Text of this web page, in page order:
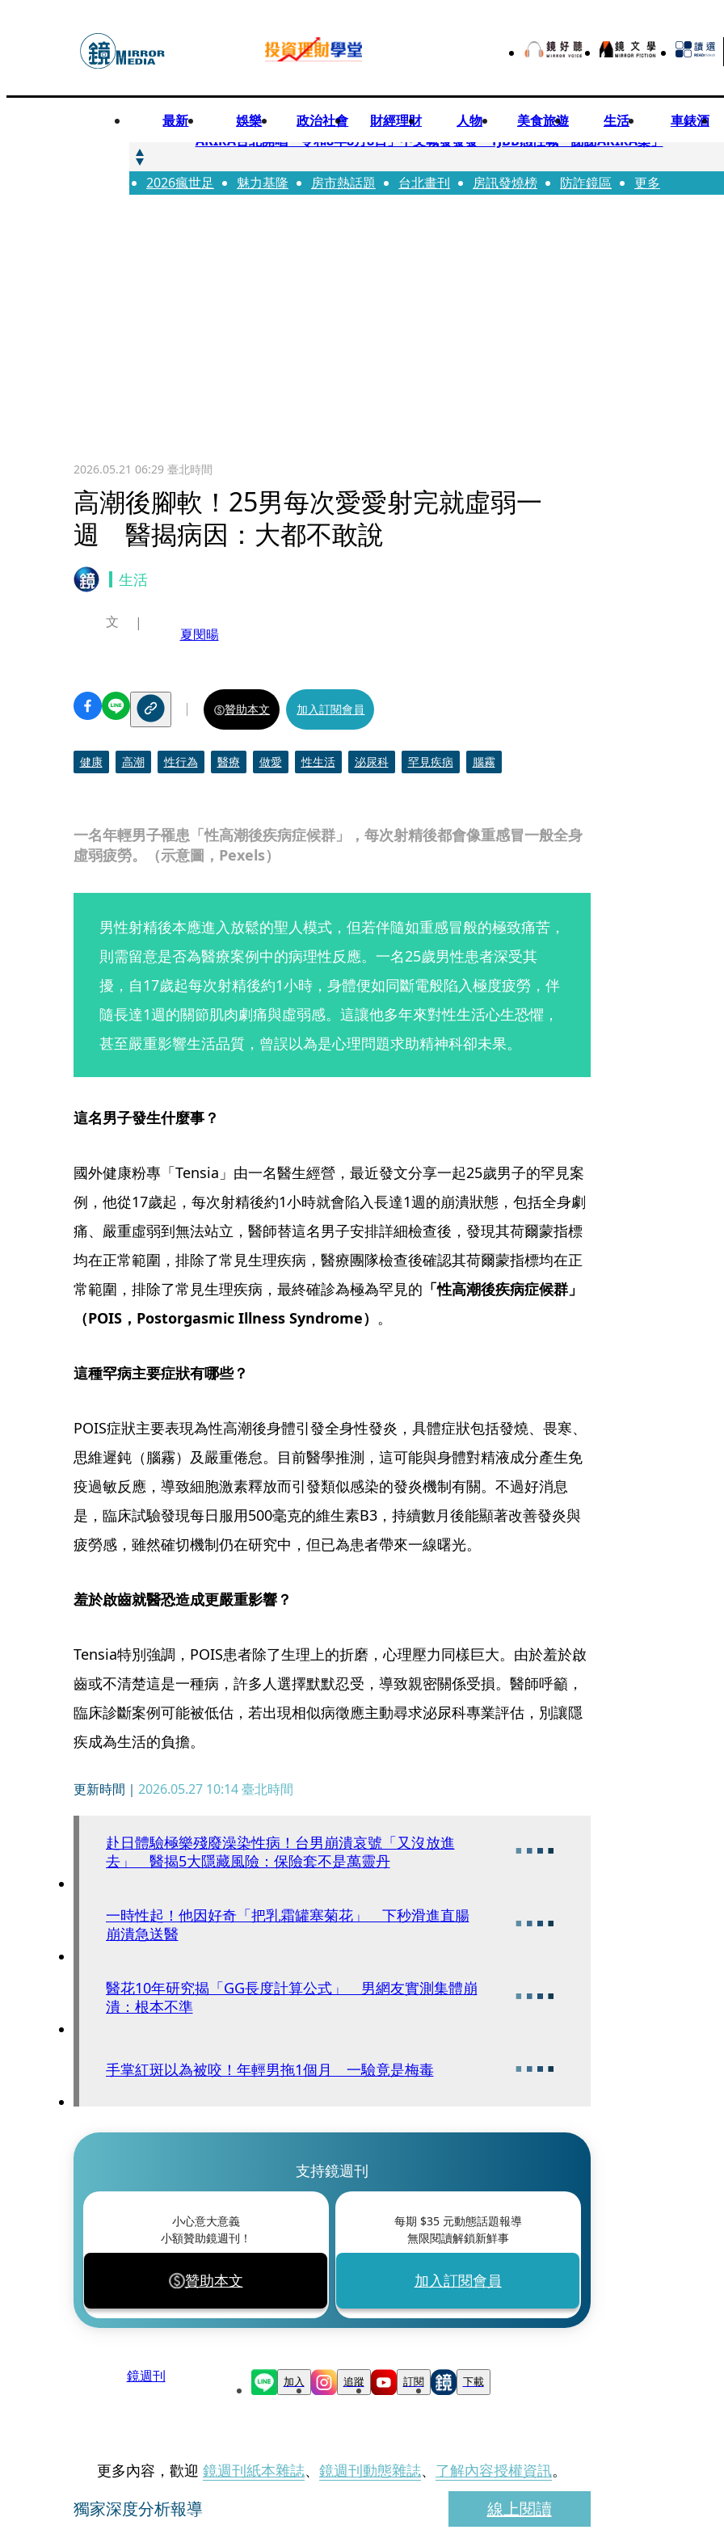
最新 娛樂 政治社會 財經理財 人物 美食旅遊 生活 車錶酒
快訊
AKIRA台北開唱「令和8年8月8日」中文喊發發發 TJBB感性喊「謝謝AKIRA桑」
快訊
台灣新冠期間沒疫苗可打？ 律師列3款嗆：陳時中唯一擋的叫科興
2026瘋世足 魅力基隆 房市熱話題 台北畫刊 房訊發燒榜 防詐鏡區 更多
2026.05.21 06:29臺北時間
高潮後腳軟！25男每次愛愛射完就虛弱一
週 醫揭病因：大都不敢說
生活
一名年輕男子罹患「性高潮後疾病症候群」，每次射精後都會像重感冒一般全身
虛弱疲勞。（示意圖，Pexels）
文
夏閔暘
贊助本文 加入訂閱會員
健康 高潮 性行為 醫療 做愛 性生活 泌尿科 罕見疾病 腦霧
男性射精後本應進入放鬆的聖人模式，但若伴隨如重感冒般的極致痛苦，
則需留意是否為醫療案例中的病理性反應。一名25歲男性患者深受其
擾，自17歲起每次射精後約1小時，身體便如同斷電般陷入極度疲勞，伴
隨長達1週的關節肌肉劇痛與虛弱感。這讓他多年來對性生活心生恐懼，
甚至嚴重影響生活品質，曾誤以為是心理問題求助精神科卻未果。
這名男子發生什麼事？
國外健康粉專「Tensia」由一名醫生經營，最近發文分享一起25歲男子的罕見案
例，他從17歲起，每次射精後約1小時就會陷入長達1週的崩潰狀態，包括全身劇
痛、嚴重虛弱到無法站立，醫師替這名男子安排詳細檢查後，發現其荷爾蒙指標
均在正常範圍，排除了常見生理疾病，醫療團隊檢查後確認其荷爾蒙指標均在正
常範圍，排除了常見生理疾病，最終確診為極為罕見的 「性高潮後疾病症候群」
（POIS，Postorgasmic Illness Syndrome） 。
這種罕病主要症狀有哪些？
POIS症狀主要表現為性高潮後身體引發全身性發炎，具體症狀包括發燒、畏寒、
思維遲鈍（腦霧）及嚴重倦怠。目前醫學推測，這可能與身體對精液成分產生免
疫過敏反應，導致細胞激素釋放而引發類似感染的發炎機制有關。不過好消息
是，臨床試驗發現每日服用500毫克的維生素B3，持續數月後能顯著改善發炎與
疲勞感，雖然確切機制仍在研究中，但已為患者帶來一線曙光。
羞於啟齒就醫恐造成更嚴重影響？
Tensia特別強調，POIS患者除了生理上的折磨，心理壓力同樣巨大。由於羞於啟
齒或不清楚這是一種病，許多人選擇默默忍受，導致親密關係受損。醫師呼籲，
臨床診斷案例可能被低估，若出現相似病徵應主動尋求泌尿科專業評估，別讓隱
疾成為生活的負擔。
更新時間｜ 2026.05.27 10:14臺北時間
赴日體驗極樂殘廢澡染性病！台男崩潰哀號「又沒放進
去」 醫揭5大隱藏風險：保險套不是萬靈丹
一時性起！他因好奇「把乳霜罐塞菊花」 下秒滑進直腸
崩潰急送醫
醫花10年研究揭「GG長度計算公式」 男網友實測集體崩
潰：根本不準
手掌紅斑以為被咬！年輕男拖1個月 一驗竟是梅毒
支持鏡週刊
小心意大意義
小額贊助鏡週刊！
贊助本文
每期 $35元動態話題報導
無限閱讀解鎖新鮮事
加入訂閱會員
鏡週刊 加入 追蹤 訂閱 下載
更多內容，歡迎 鏡週刊紙本雜誌、 鏡週刊動態雜誌、 了解內容授權資訊。
獨家深度分析報導 線上閱讀